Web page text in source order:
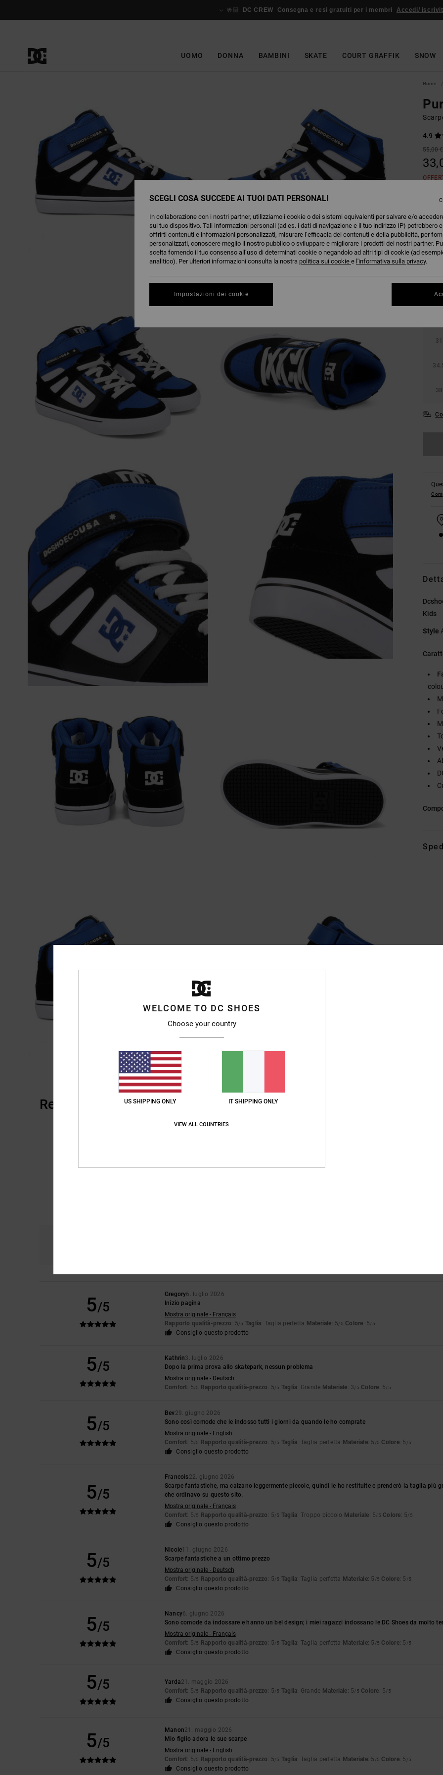
🤟🏻 DC CREW Consegna e resi gratuiti per i membri Accedi/
UOMO DONNA BAMBINI SKATE COURT GRAFFIK SNOW
Home
4.9
55,00 €
31
38
Kids
Style
Recensioni dei clienti
4.9
5/5
Gregory6. luglio 2026
Inizio pagina
Mostra originale - Français
Rapporto qualità-prezzo: 5/5 Taglia: Taglia perfetta Materiale: 5/5 Colore: 5/5
Consiglio questo prodotto
5/5
Kathrin3. luglio 2026
Dopo la prima prova allo skatepark, nessun problema
Mostra originale - Deutsch
Comfort: 5/5 Rapporto qualità-prezzo: 5/5 Taglia: Grande Materiale: 3/5 Colore: 5/5
5/5
Bev29. giugno 2026
Sono così comode che le indosso tutti i giorni da quando le ho comprate
Mostra originale - English
Comfort: 5/5 Rapporto qualità-prezzo: 5/5 Taglia: Taglia perfetta Materiale: 5 /5 Colore: 5 /5
Consiglio questo prodotto
5/5
Francois22. giugno 2026
Scarpe fantastiche, ma calzano leggermente piccole, quindi le ho restituite e prenderò la taglia più
che ordinavo su questo sito.
Mostra originale - Français
Comfort: 5/5 Rapporto qualità-prezzo: 5/5 Taglia: Troppo piccolo Materiale: 5/5 Colore: 5/5
Consiglio questo prodotto
5/5
Nicole11. giugno 2026
Scarpe fantastiche a un ottimo prezzo
Mostra originale - Deutsch
Comfort: 5/5 Rapporto qualità-prezzo: 5/5 Taglia: Taglia perfetta Materiale: 5 /5 Colore: 5 /5
Consiglio questo prodotto
5/5
Nancy6. giugno 2026
Sono comode da indossare e hanno un bel design; i miei ragazzi indossano le DC Shoes da molto
Mostra originale - Français
Comfort: 5/5 Rapporto qualità-prezzo: 5/5 Taglia: Taglia perfetta Materiale: 5 /5 Colore: 5 /5
Consiglio questo prodotto
5/5 Yarda21. maggio 2026
Comfort: 5/5 Rapporto qualità-prezzo: 5/5 Taglia: Grande Materiale: 5/5 Colore: 5/5
Consiglio questo prodotto
5/5
Manon21. maggio 2026
Mio figlio adora le sue scarpe
Mostra originale - English
Comfort: 5/5 Rapporto qualità-prezzo: 5/5 Taglia: Taglia perfetta Materiale: 5 /5 Colore: 5 /5
Consiglio questo prodotto
WELCOME TO DC SHOES
Choose your country
US SHIPPING ONLY IT SHIPPING ONLY
VIEW ALL COUNTRIES
SCEGLI COSA SUCCEDE AI TUOI DATI PERSONALI
In collaborazione con i nostri partner, utilizziamo i cookie o dei sistemi equivalenti per salvare e/o
sul tuo dispositivo. Tali informazioni personali (ad es. i dati di navigazione e il tuo indirizzo IP) potrebbero
offrirti contenuti e informazioni personalizzati, misurare l’efficacia dei contenuti e della pubblicità, per
personalizzati, conoscere meglio il nostro pubblico o sviluppare e migliorare i prodotti dei nostri partner.
scelta fornendo il tuo consenso all’uso di determinati cookie o negandolo ad altri tipi di cookie (ad
analitico). Per ulteriori informazioni consulta la nostra politica sui cookie e l'informativa sulla privacy.
Impostazioni dei cookie